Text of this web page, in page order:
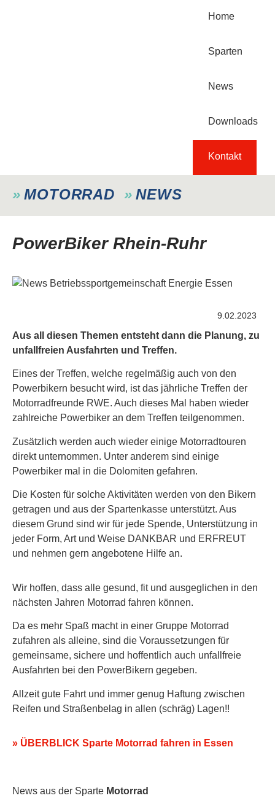
Home
Sparten
News
Downloads
Kontakt
MOTORRAD NEWS
PowerBiker Rhein-Ruhr
9.02.2023
Aus all diesen Themen entsteht dann die Planung, zu
unfallfreien Ausfahrten und Treffen.
Eines der Treffen, welche regelmäßig auch von den
Powerbikern besucht wird, ist das jährliche Treffen der
Motorradfreunde RWE. Auch dieses Mal haben wieder
zahlreiche Powerbiker an dem Treffen teilgenommen.
Zusätzlich werden auch wieder einige Motorradtouren
direkt unternommen. Unter anderem sind einige
Powerbiker mal in die Dolomiten gefahren.
Die Kosten für solche Aktivitäten werden von den Bikern
getragen und aus der Spartenkasse unterstützt. Aus
diesem Grund sind wir für jede Spende, Unterstützung in
jeder Form, Art und Weise DANKBAR und ERFREUT
und nehmen gern angebotene Hilfe an.
Wir hoffen, dass alle gesund, fit und ausgeglichen in den
nächsten Jahren Motorrad fahren können.
Da es mehr Spaß macht in einer Gruppe Motorrad
zufahren als alleine, sind die Voraussetzungen für
gemeinsame, sichere und hoffentlich auch unfallfreie
Ausfahrten bei den PowerBikern gegeben.
Allzeit gute Fahrt und immer genug Haftung zwischen
Reifen und Straßenbelag in allen (schräg) Lagen!!
» ÜBERBLICK Sparte Motorrad fahren in Essen
News aus der Sparte Motorrad